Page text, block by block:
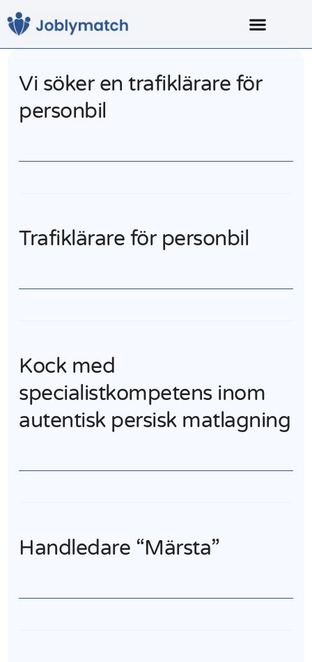
Vi söker en trafiklärare för
personbil
Trafiklärare för personbil
Kock med
specialistkompetens inom
autentisk persisk matlagning
Handledare “Märsta”